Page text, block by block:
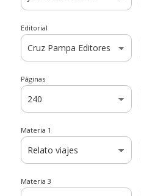
Editorial
Páginas
Materia 1
Materia 3